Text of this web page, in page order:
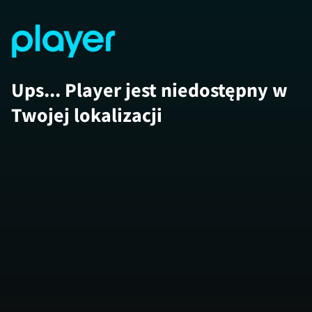
Ups... Player jest niedostępny w
Twojej lokalizacji